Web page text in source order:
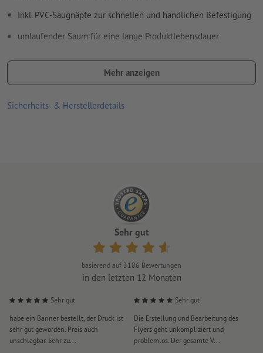
Inkl. PVC-Saugnäpfe zur schnellen und handlichen Befestigung
umlaufender Saum für eine lange Produktlebensdauer
widerstandsfähig, außerdem abwaschbar und bügelfest
(Brandschutzklasse B1)
Mehr anzeigen
Sicherheits- & Herstellerdetails
Sehr gut
basierend auf 3186 Bewertungen
in den letzten 12 Monaten
Sehr gut
habe ein Banner bestellt, der Druck ist
sehr gut geworden. Preis auch
unschlagbar. Sehr zu...
Sehr gut
Die Erstellung und Bearbeitung des
Flyers geht unkompliziert und
problemlos. Der gesamte V...